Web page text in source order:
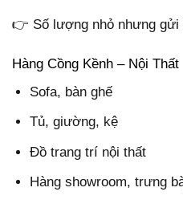
👉 Số lượng nhỏ nhưng gửi
Hàng Cồng Kềnh – Nội Thất
Sofa, bàn ghế
Tủ, giường, kệ
Đồ trang trí nội thất
Hàng showroom, trưng